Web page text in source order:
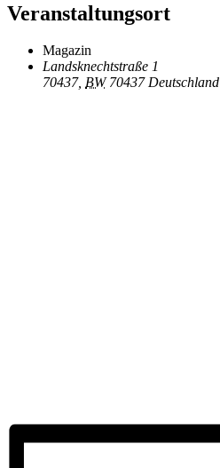
Veranstaltungsort
Magazin
Landsknechtstraße 1
70437, BW 70437 Deutschland